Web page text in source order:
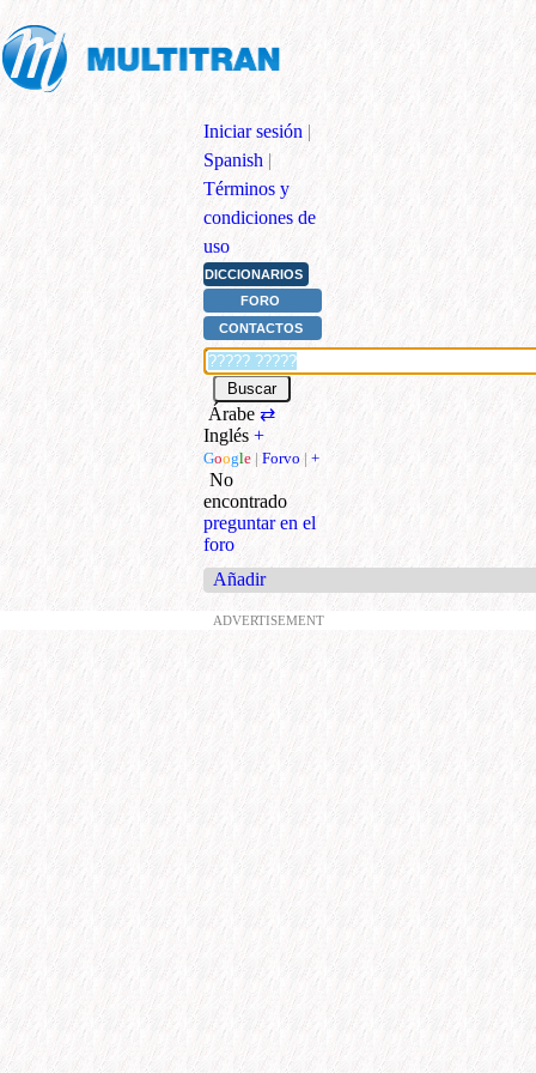
Iniciar sesión |
Spanish |
Términos y
condiciones de
uso
DICCIONARIOS
FORO
CONTACTOS
Árabe ⇄
Inglés +
Google | Forvo | +
No
encontrado
preguntar en el
foro
Añadir
ADVERTISEMENT